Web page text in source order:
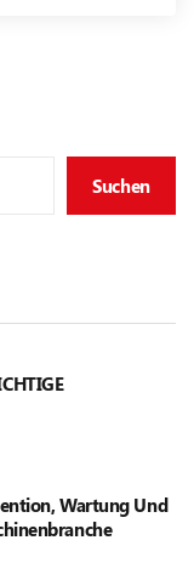
Suchen
Wartung Und